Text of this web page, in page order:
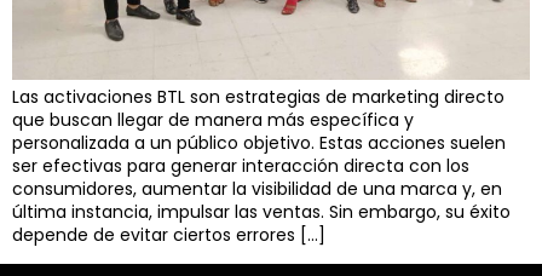
Las activaciones BTL son estrategias de marketing directo
que buscan llegar de manera más específica y
personalizada a un público objetivo. Estas acciones suelen
ser efectivas para generar interacción directa con los
consumidores, aumentar la visibilidad de una marca y, en
última instancia, impulsar las ventas. Sin embargo, su éxito
depende de evitar ciertos errores […]